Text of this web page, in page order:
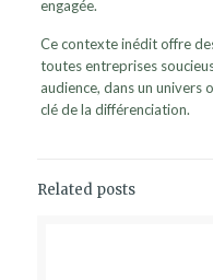
engagée.
Ce contexte inédit offre
toutes entreprises
audience, dans un univers
clé de la différenciation.
Related posts